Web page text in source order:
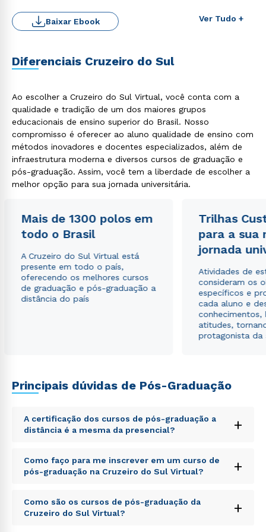
Ver Tudo +
Baixar Ebook
Diferenciais Cruzeiro do Sul
Ao escolher a Cruzeiro do Sul Virtual, você conta com a
qualidade e tradição de um dos maiores grupos
educacionais de ensino superior do Brasil. Nosso
compromisso é oferecer ao aluno qualidade de ensino com
métodos inovadores e docentes especializados, além de
infraestrutura moderna e diversos cursos de graduação e
pós-graduação. Assim, você tem a liberdade de escolher a
melhor opção para sua jornada universitária.
Mais de 1300 polos em
todo o Brasil
A Cruzeiro do Sul Virtual está
presente em todo o país,
oferecendo os melhores cursos
de graduação e pós-graduação a
distância do país
Trilhas
para a sua
jornada
Atividades de
consideram os
específicos e
cada aluno e
conhecimentos,
atitudes,
protagonista da
Principais dúvidas de Pós-Graduação
A certificação dos cursos de pós-graduação a
distância é a mesma da presencial?
+
Sed ut perspiciatis unde omnis iste natus error sit
voluptatem accusantium doloremque laudantium,
totam rem aperiam, eaque ipsa quae ab illo inventore
explicabo. Nemo enim ipsam voluptatem quia
voluptas sit aspernatur aut odit aut fugit, sed quia
Como faço para me inscrever em um curso de
pós-graduação na Cruzeiro do Sul Virtual?
+
Sed ut perspiciatis unde omnis iste natus error sit
voluptatem accusantium doloremque laudantium,
Como são os cursos de pós-graduação da
Cruzeiro do Sul Virtual?
+
Rápido e fácil
WhatsApp
ou
Estou de acordo com a
autorizo que meus dados sejam utilizados para o
envio de conteúdos da Cruzeiro do Sul.